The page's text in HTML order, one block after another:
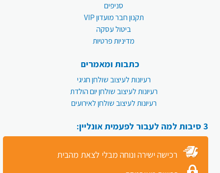
סניפים
תקנון חבר מועדון VIP
ביטול עסקה
מדיניות פרטיות
כתבות ומאמרים
רעיונות לעיצוב שולחן חגיגי
רעיונות לעיצוב שולחן יום הולדת
רעיונות לעיצוב שולחן לאירועים
3 סיבות למה לעבור לפעמית אונליין:
רכישה ישירה ונוחה מבלי לצאת מהבית